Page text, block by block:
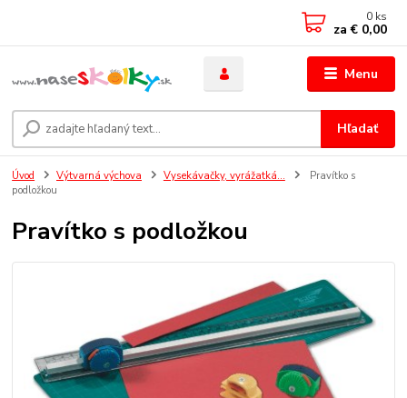
Menu
Hľadať
0 ks
za € 0,00
Úvod Výtvarná výchova Vysekávačky, vyrážatká...
Pravítko s
podložkou
Pravítko s podložkou